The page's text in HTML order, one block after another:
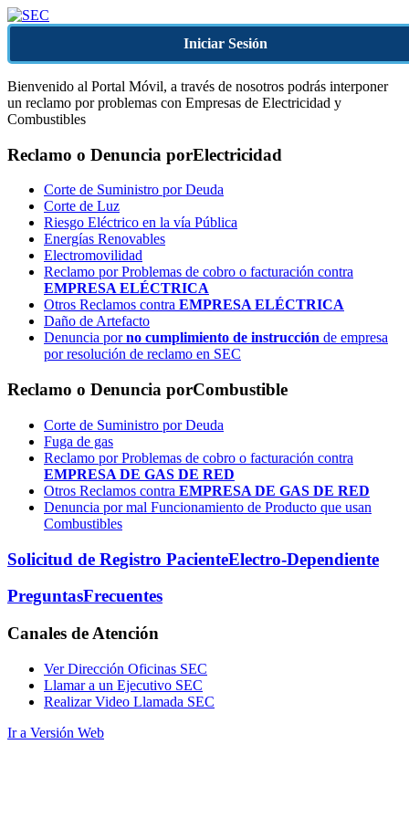
Iniciar Sesión
Bienvenido al Portal Móvil, a través de nosotros podrás interponer
un reclamo por problemas con Empresas de Electricidad y
Combustibles
Reclamo o Denuncia porElectricidad
Corte de Suministro por Deuda
Corte de Luz
Riesgo Eléctrico en la vía Pública
Energías Renovables
Electromovilidad
Reclamo por Problemas de cobro o facturación contra
EMPRESA ELÉCTRICA
Otros Reclamos contra EMPRESA ELÉCTRICA
Daño de Artefacto
Denuncia porno cumplimiento de instrucción de empresa
por resolución de reclamo en SEC
Reclamo o Denuncia porCombustible
Corte de Suministro por Deuda
Fuga de gas
Reclamo por Problemas de cobro o facturación contra
EMPRESA DE GAS DE RED
Otros Reclamos contra EMPRESA DE GAS DE RED
Denuncia por mal Funcionamiento de Producto que usan
Combustibles
Solicitud de Registro PacienteElectro-Dependiente
PreguntasFrecuentes
Canales de Atención
Ver Dirección Oficinas SEC
Llamar a un Ejecutivo SEC
Realizar Video Llamada SEC
Ir a Versión Web